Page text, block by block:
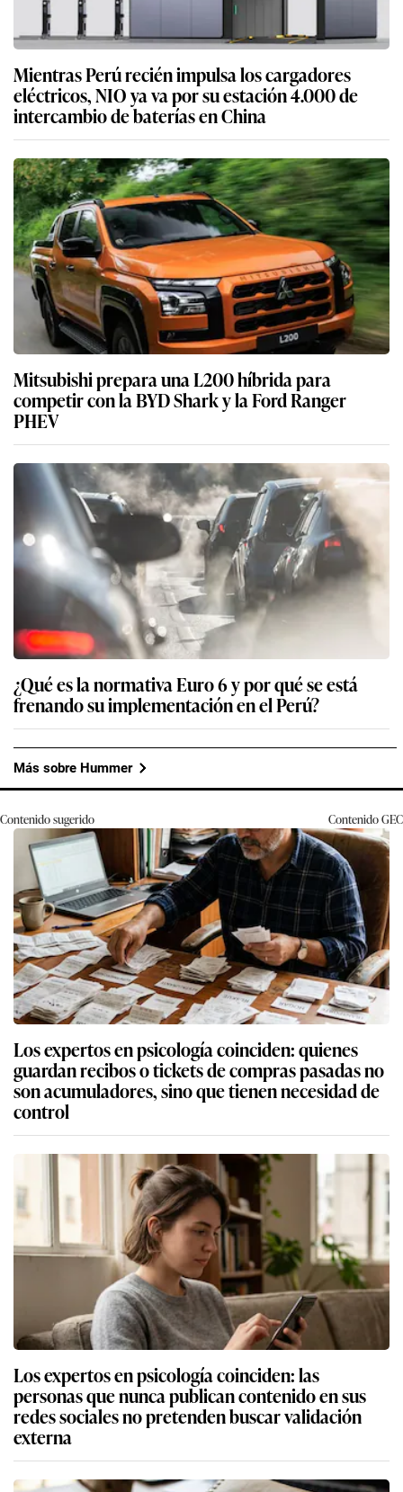
Mientras Perú recién impulsa los cargadores
eléctricos, NIO ya va por su estación 4.000 de
intercambio de baterías en China
Mitsubishi prepara una L200 híbrida para
competir con la BYD Shark y la Ford Ranger
PHEV
¿Qué es la normativa Euro 6 y por qué se está
frenando su implementación en el Perú?
Más sobre Hummer
Contenido sugerido ContenidoGEC
Los expertos en psicología coinciden: quienes
guardan recibos o tickets de compras pasadas no
son acumuladores, sino que tienen necesidad de
control
Los expertos en psicología coinciden: las
personas que nunca publican contenido en sus
redes sociales no pretenden buscar validación
externa